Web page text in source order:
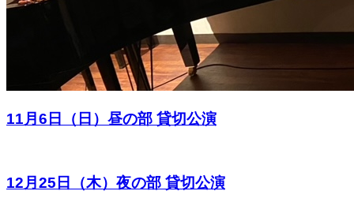
11月6日（日）昼の部 貸切公演
12月25日（木）夜の部 貸切公演